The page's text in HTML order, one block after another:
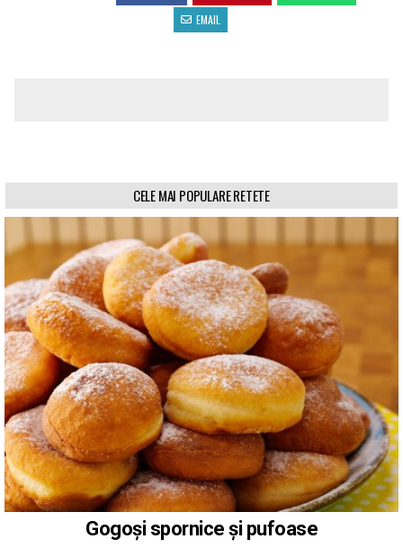
EMAIL
CELE MAI POPULARE RETETE
Gogoși spornice și pufoase